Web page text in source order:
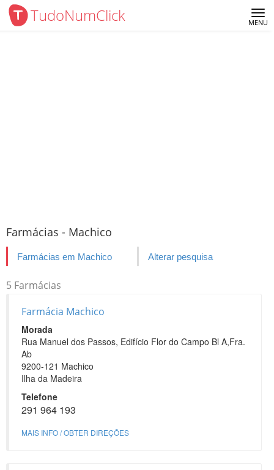
TudoNumClick MENU
Farmácias - Machico
Farmácias em Machico Alterar pesquisa
5 Farmácias
Farmácia Machico
Morada
Rua Manuel dos Passos, Edifício Flor do Campo Bl A,Fra.
Ab
9200-121 Machico
Ilha da Madeira
Telefone
291 964 193
MAIS INFO / OBTER DIREÇÕES